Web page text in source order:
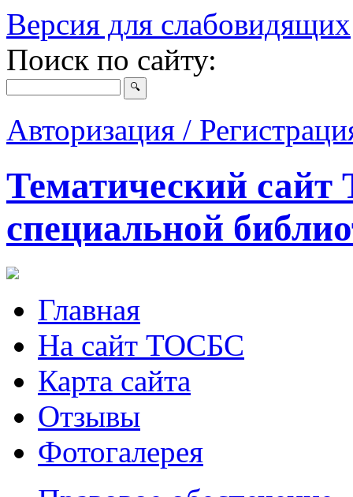
Версия для слабовидящих
Поиск по сайту:
Авторизация /
Тематический сайт
специальной
Главная
На сайт ТОСБС
Карта сайта
Отзывы
Фотогалерея